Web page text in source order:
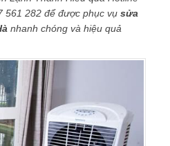
561 282 để được phục vụ sửa
nhanh chóng và hiệu quả